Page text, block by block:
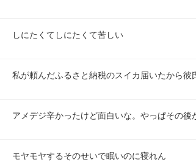
しにたくてしにたくて苦しい
私が頼んだふるさと納税のスイカ届いたから
アメデジ辛かったけど面白いな。やっぱその
モヤモヤするそのせいで眠いのに寝れん